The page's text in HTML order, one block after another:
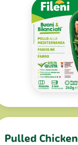
Pulled Chicken